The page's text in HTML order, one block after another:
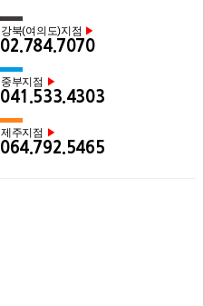
강북(여의도)지점 ▶
02.784.7070
중부지점 ▶
041.533.4303
제주지점 ▶
064.792.5465